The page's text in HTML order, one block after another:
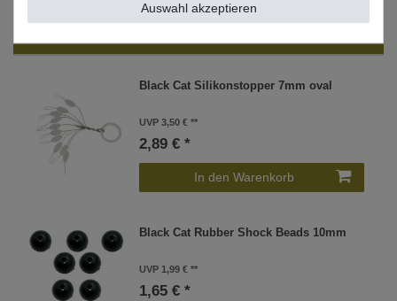
Black Cat Silikonstopper 7mm oval
UVP 3,50 €
2,89 € *
In den Warenkorb
Black Cat Rubber Shock Beads 10mm
UVP 1,99 €
1,65 € *
Auswahl akzeptieren